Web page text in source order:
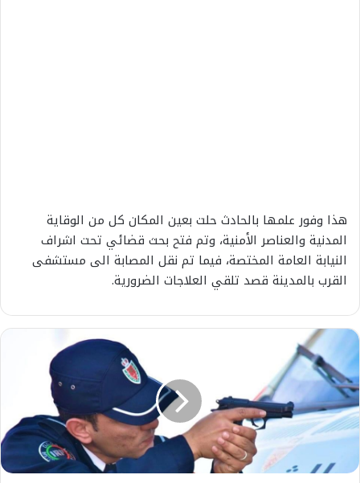
هذا وفور علمها بالحادث حلت بعين المكان كل من الوقاية
المدنية والعناصر الأمنية، وتم فتح بحث قضائي تحت اشراف
النيابة العامة المختصة، فيما تم نقل المصابة الى مستشفى
القرب بالمدينة قصد تلقي العلاجات الضرورية.
ع
ا
ج
ل
.
.
ا
ر